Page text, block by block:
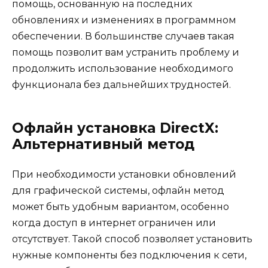
помощь, основанную на последних
обновлениях и изменениях в программном
обеспечении. В большинстве случаев такая
помощь позволит вам устранить проблему и
продолжить использование необходимого
функционала без дальнейших трудностей.
Офлайн установка DirectX:
Альтернативный метод
При необходимости установки обновлений
для графической системы, офлайн метод
может быть удобным вариантом, особенно
когда доступ в интернет ограничен или
отсутствует. Такой способ позволяет установить
нужные компоненты без подключения к сети,